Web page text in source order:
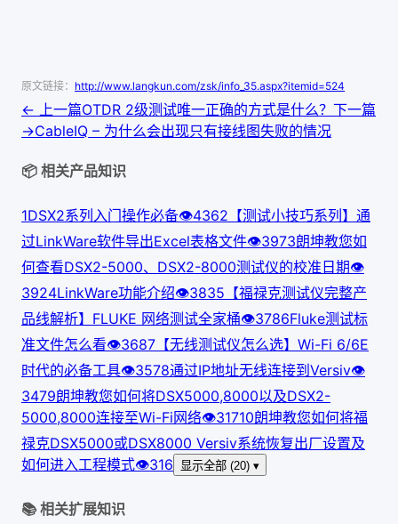
原文链接： http://www.langkun.com/zsk/info_35.aspx?itemid=524
← 上一篇OTDR 2级测试唯一正确的方式是什么？ 下一篇
→CableIQ – 为什么会出现只有接线图失败的情况
📦 相关产品知识
1DSX2系列入门操作必备👁4362 【测试小技巧系列】通
过LinkWare软件导出Excel表格文件👁3973朗坤教您如
何查看DSX2-5000、DSX2-8000测试仪的校准日期👁
3924LinkWare功能介绍👁3835 【福禄克测试仪完整产
品线解析】FLUKE 网络测试全家桶👁3786Fluke测试标
准文件怎么看👁3687 【无线测试仪怎么选】Wi-Fi 6/6E
时代的必备工具👁3578通过IP地址无线连接到Versiv👁
3479朗坤教您如何将DSX5000,8000以及DSX2-
5000,8000连接至Wi-Fi网络👁31710朗坤教您如何将福
禄克DSX5000或DSX8000 Versiv系统恢复出厂设置及
如何进入工程模式👁316 显示全部 (20) ▾
📚 相关扩展知识